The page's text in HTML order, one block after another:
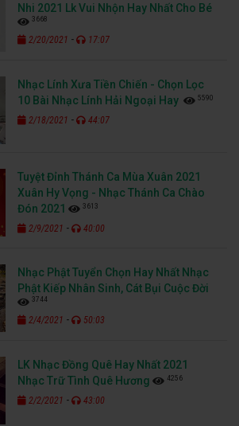
Nhi 2021 Lk Vui Nhộn Hay Nhất Cho Bé
3668
2/20/2021 - 17:07
Nhạc Lính Xưa Tiền Chiến - Chọn Lọc
10 Bài Nhạc Lính Hải Ngoại Hay
5590
2/18/2021 - 44:07
Tuyệt Đỉnh Thánh Ca Mùa Xuân 2021
Xuân Hy Vọng - Nhạc Thánh Ca Chào
Đón 2021
3613
2/9/2021 - 40:00
Nhạc Phật Tuyển Chọn Hay Nhất Nhạc
Phật Kiếp Nhân Sinh, Cát Bụi Cuộc Đời
3744
2/4/2021 - 50:03
LK Nhạc Đồng Quê Hay Nhất 2021
Nhạc Trữ Tình Quê Hương
4256
2/2/2021 - 43:00